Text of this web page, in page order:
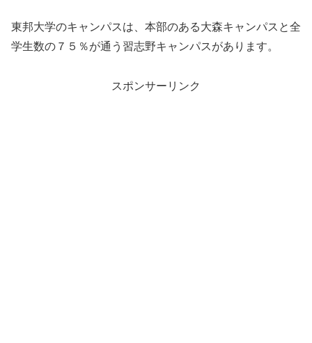
東邦大学のキャンパスは、本部のある大森キャンパスと全
学生数の７５％が通う習志野キャンパスがあります。
スポンサーリンク